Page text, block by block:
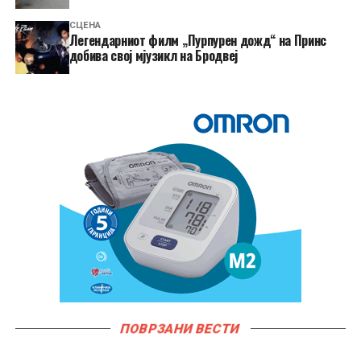
СЦЕНА
Легендарниот филм „Пурпурен дожд“ на Принс
добива свој мјузикл на Бродвеј
ПОВРЗАНИ ВЕСТИ